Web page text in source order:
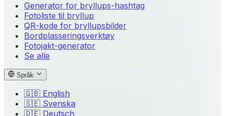
Generator for bryllups-hashtag
Fotoliste til bryllup
QR-kode for bryllupsbilder
Bordplasseringsverktøy
Fotojakt-generator
Se alle
Språk
🇬🇧 English
🇸🇪 Svenska
🇩🇪 Deutsch